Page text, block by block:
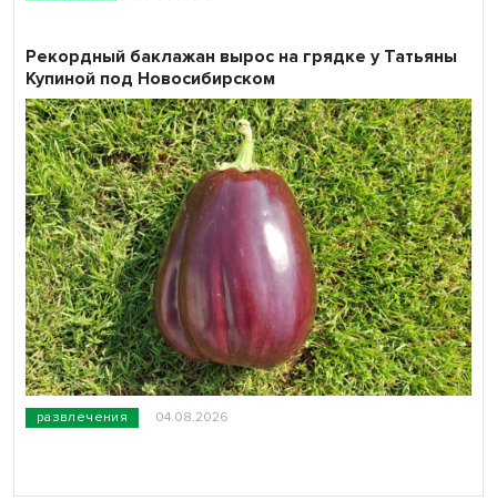
развлечения 04.08.2026
Рекордный баклажан вырос на грядке у Татьяны
Купиной под Новосибирском